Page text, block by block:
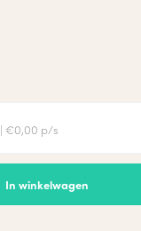
| €0,00 p/s
In winkelwagen